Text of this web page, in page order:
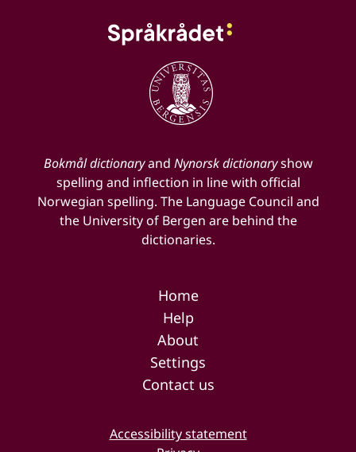
Bokmål dictionaryand Nynorsk dictionaryshow
spelling and inflection in line with official
Norwegian spelling. The Language Council and
the University of Bergen are behind the
dictionaries.
Home
Help
About
Settings
Contact us
Accessibility statement